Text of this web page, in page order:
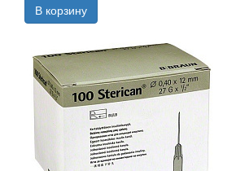
В корзину